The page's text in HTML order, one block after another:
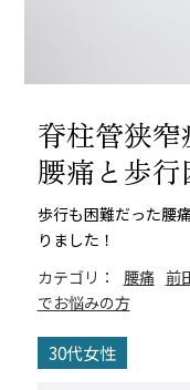
脊柱管狭
腰痛と歩行
歩行も困難だった腰
りました！
カテゴリ：
腰痛 前
でお悩みの方
30代女性